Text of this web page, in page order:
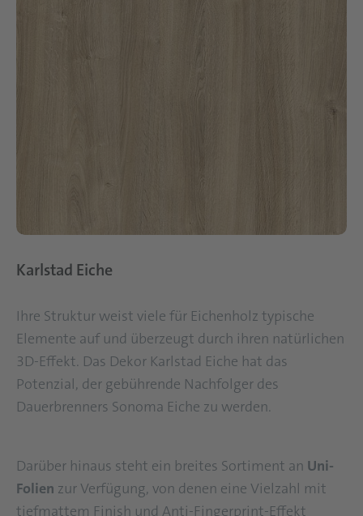
Karlstad Eiche
Ihre Struktur weist viele für Eichenholz typische
Elemente auf und überzeugt durch ihren natürlichen
3D-Effekt. Das Dekor Karlstad Eiche hat das
Potenzial, der gebührende Nachfolger des
Dauerbrenners Sonoma Eiche zu werden.
Darüber hinaus steht ein breites Sortiment an Uni-
Folien zur Verfügung, von denen eine Vielzahl mit
tiefmattem Finish und Anti-Fingerprint-Effekt